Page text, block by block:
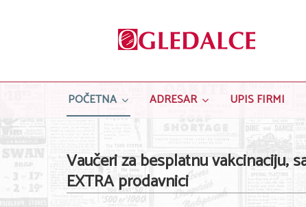
POČETNA ADRESAR UPIS FIRMI
Vaučeri za besplatnu vakcinaciju,
EXTRA prodavnici